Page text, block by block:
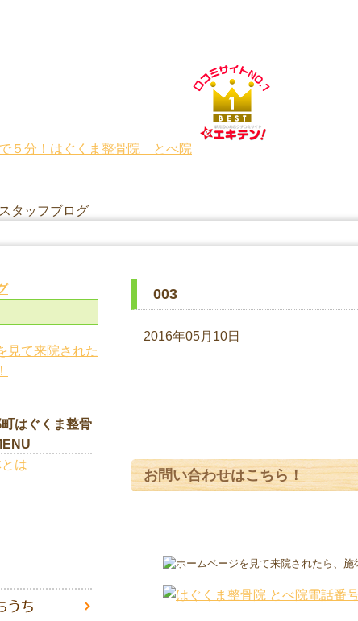
003
2016年05月10日
お問い合わせはこちら！